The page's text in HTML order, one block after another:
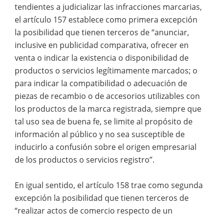
tendientes a judicializar las infracciones marcarias,
el artículo 157 establece como primera excepción
la posibilidad que tienen terceros de “anunciar,
inclusive en publicidad comparativa, ofrecer en
venta o indicar la existencia o disponibilidad de
productos o servicios legítimamente marcados; o
para indicar la compatibilidad o adecuación de
piezas de recambio o de accesorios utilizables con
los productos de la marca registrada, siempre que
tal uso sea de buena fe, se limite al propósito de
información al público y no sea susceptible de
inducirlo a confusión sobre el origen empresarial
de los productos o servicios registro”.
En igual sentido, el artículo 158 trae como segunda
excepción la posibilidad que tienen terceros de
“realizar actos de comercio respecto de un